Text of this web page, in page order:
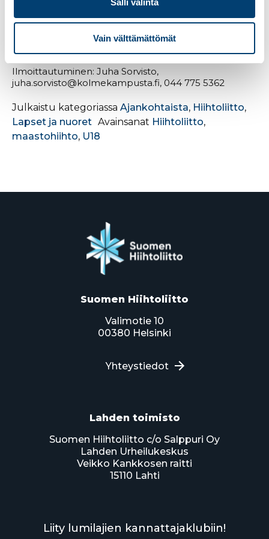
Vain välttämättömät
28.4. mennessä Pajulahti – Pajulahden
Urheiluopistolla on mahdollisuus U18-testin
Ilmoittautuminen: Juha Sorvisto,
juha.sorvisto@kolmekampusta.fi, 044 775 5362
Julkaistu kategoriassa Ajankohtaista, Hiihtoliitto,
Lapset ja nuoret Avainsanat Hiihtoliitto,
maastohiihto, U18
Suomen Hiihtoliitto
Valimotie 10
00380 Helsinki
Yhteystiedot
Lahden toimisto
Suomen Hiihtoliitto c/o Salppuri Oy
Lahden Urheilukeskus
Veikko Kankkosen raitti
15110 Lahti
Liity lumilajien kannattajaklubiin!